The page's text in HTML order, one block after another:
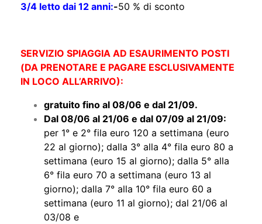
3/4 letto dai 12 anni:-50 % di sconto
SERVIZIO SPIAGGIA AD ESAURIMENTO POSTI
(DA PRENOTARE E PAGARE ESCLUSIVAMENTE
IN LOCO ALL’ARRIVO):
gratuito fino al 08/06 e dal 21/09.
Dal 08/06 al 21/06 e dal 07/09 al 21/09:
per 1° e 2° fila euro 120 a settimana (euro
22 al giorno); dalla 3° alla 4° fila euro 80 a
settimana (euro 15 al giorno); dalla 5° alla
6° fila euro 70 a settimana (euro 13 al
giorno); dalla 7° alla 10° fila euro 60 a
settimana (euro 11 al giorno); dal 21/06 al
03/08 e